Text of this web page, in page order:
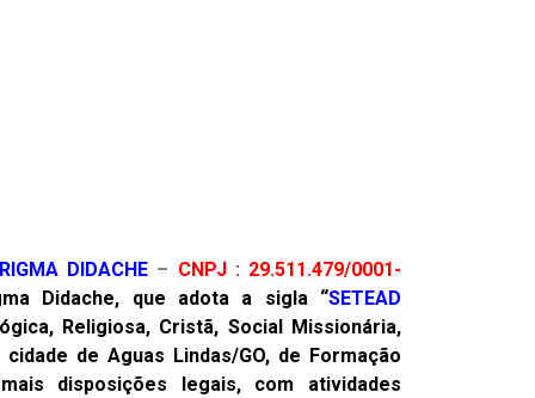
DIDACHE – CNPJ : 29.511.479/0001-
Didache, que adota a sigla “SETEAD
Religiosa, Cristã, Social Missionária,
de Aguas Lindas/GO, de Formação
disposições legais, com atividades